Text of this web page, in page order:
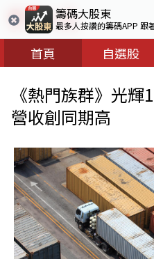
籌碼大股東
最多人按讚的籌碼APP 跟
首頁 自選股
《熱門族群》光
營收創同期高